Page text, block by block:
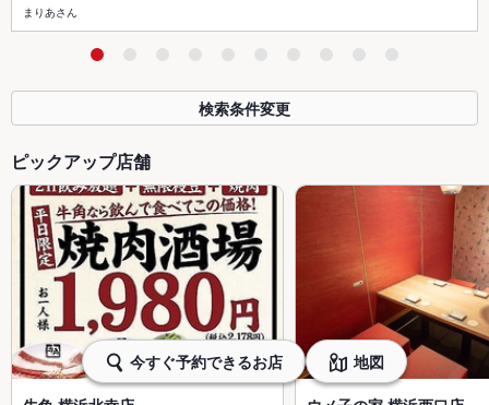
まりあさん
検索条件変更
ピックアップ店舗
今すぐ予約できるお店 地図